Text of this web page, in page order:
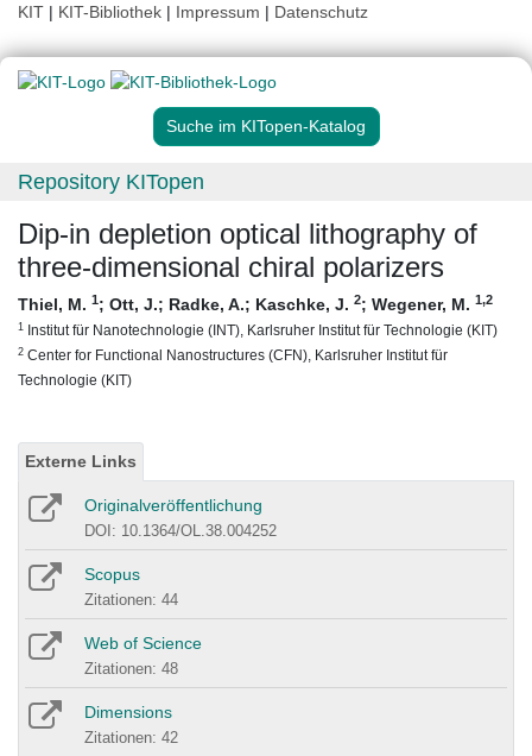
KIT | KIT-Bibliothek | Impressum | Datenschutz
Suche im KITopen-Katalog
Repository KITopen
Dip-in depletion optical lithography of
three-dimensional chiral polarizers
Thiel, M. 1; Ott, J.; Radke, A.; Kaschke, J. 2; Wegener, M. 1,2
1 Institut für Nanotechnologie (INT), Karlsruher Institut für Technologie (KIT)
2 Center for Functional Nanostructures (CFN), Karlsruher Institut für
Technologie (KIT)
Externe Links
Originalveröffentlichung
DOI: 10.1364/OL.38.004252
Scopus
Zitationen: 44
Web of Science
Zitationen: 48
Dimensions
Zitationen: 42